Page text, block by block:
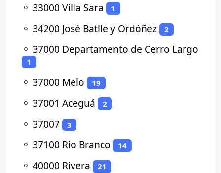
⚬ 33000 Villa Sara 1
⚬ 34200 José Batlle y Ordóñez 2
⚬ 37000 Departamento de Cerro Largo
1
⚬ 37000 Melo 19
⚬ 37001 Aceguá 2
⚬ 37007 3
⚬ 37100 Rio Branco 14
⚬ 40000 Rivera 21